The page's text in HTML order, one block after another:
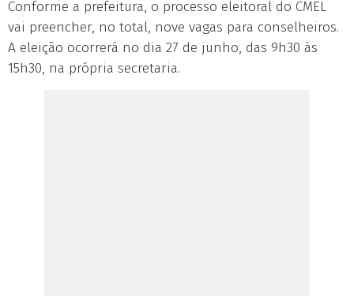
Conforme a prefeitura, o processo eleitoral do CMEL
vai preencher, no total, nove vagas para conselheiros.
A eleição ocorrerá no dia 27 de junho, das 9h30 às
15h30, na própria secretaria.